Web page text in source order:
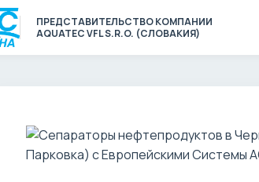
ПРЕДСТАВИТЕЛЬСТВО КОМПАНИИ
AQUATEC VFL S.R.O. (СЛОВАКИЯ)